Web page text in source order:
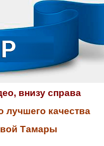
внизу справа
лучшего качества
Тамары